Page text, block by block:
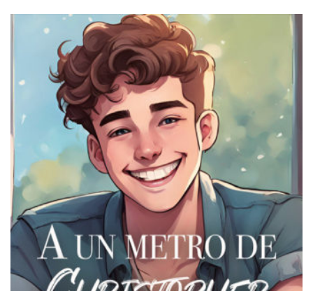
ORIGINAL
ERA:
€18,95.
ACTUAL
ES:
€5,95.